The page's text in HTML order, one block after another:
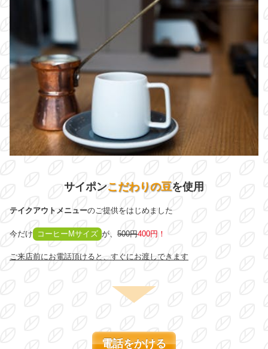
サイポンこだわりの豆を使用
テイクアウトメニューのご提供をはじめました
今だけ コーヒーMサイズ が、500円400円！
ご来店前にお電話頂けると、すぐにお渡しできます
電話をかける